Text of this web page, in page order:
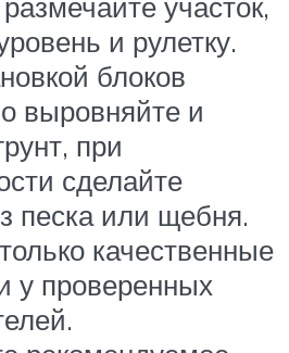
и рулетку.
блоков
выровняйте и
при
сделайте
песка или щебня.
качественные
у проверенных